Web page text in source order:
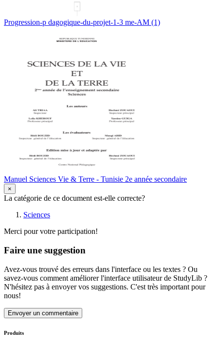
Progression-p dagogique-du-projet-1-3 me-AM (1)
Manuel Sciences Vie & Terre - Tunisie 2e année secondaire
×
La catégorie de ce document est-elle correcte?
Sciences
Merci pour votre participation!
Faire une suggestion
Avez-vous trouvé des erreurs dans l'interface ou les textes ? Ou
savez-vous comment améliorer l'interface utilisateur de StudyLib ?
N'hésitez pas à envoyer vos suggestions. C'est très important pour
nous!
Envoyer un commentaire
Produits